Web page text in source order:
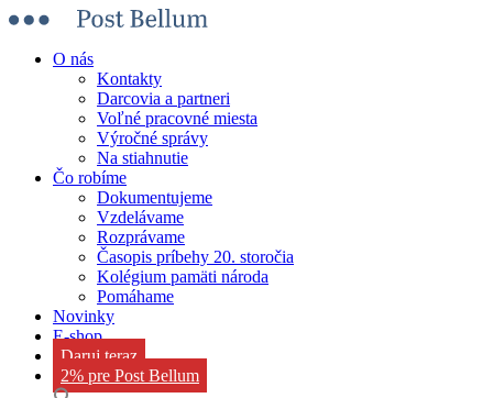
O nás
Kontakty
Darcovia a partneri
Voľné pracovné miesta
Výročné správy
Na stiahnutie
Čo robíme
Dokumentujeme
Vzdelávame
Rozprávame
Časopis príbehy 20. storočia
Kolégium pamäti národa
Pomáhame
Novinky
E-shop
Daruj teraz
2% pre Post Bellum